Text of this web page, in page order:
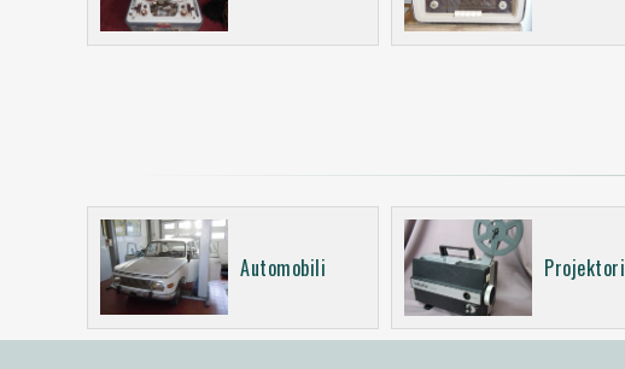
Automobili Projektori